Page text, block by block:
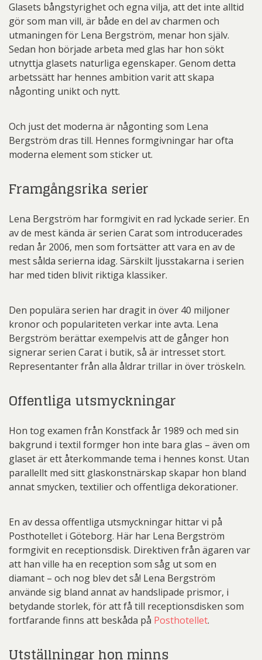
Glasets bångstyrighet och egna vilja, att det inte alltid
gör som man vill, är både en del av charmen och
utmaningen för Lena Bergström, menar hon själv.
Sedan hon började arbeta med glas har hon sökt
utnyttja glasets naturliga egenskaper. Genom detta
arbetssätt har hennes ambition varit att skapa
någonting unikt och nytt.
Och just det moderna är någonting som Lena
Bergström dras till. Hennes formgivningar har ofta
moderna element som sticker ut.
Framgångsrika serier
Lena Bergström har formgivit en rad lyckade serier. En
av de mest kända är serien Carat som introducerades
redan år 2006, men som fortsätter att vara en av de
mest sålda serierna idag. Särskilt ljusstakarna i serien
har med tiden blivit riktiga klassiker.
Den populära serien har dragit in över 40 miljoner
kronor och populariteten verkar inte avta. Lena
Bergström berättar exempelvis att de gånger hon
signerar serien Carat i butik, så är intresset stort.
Representanter från alla åldrar trillar in över tröskeln.
Offentliga utsmyckningar
Hon tog examen från Konstfack år 1989 och med sin
bakgrund i textil formger hon inte bara glas – även om
glaset är ett återkommande tema i hennes konst. Utan
parallellt med sitt glaskonstnärskap skapar hon bland
annat smycken, textilier och offentliga dekorationer.
En av dessa offentliga utsmyckningar hittar vi på
Posthotellet i Göteborg. Här har Lena Bergström
formgivit en receptionsdisk. Direktiven från ägaren var
att han ville ha en reception som såg ut som en
diamant – och nog blev det så! Lena Bergström
använde sig bland annat av handslipade prismor, i
betydande storlek, för att få till receptionsdisken som
fortfarande finns att beskåda på Posthotellet.
Utställningar hon minns